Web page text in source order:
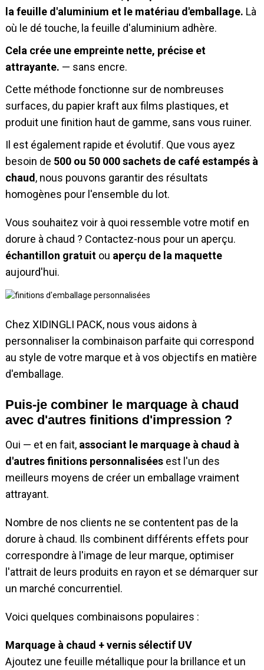
la feuille d'aluminium et le matériau d'emballage. Là
où le dé touche, la feuille d'aluminium adhère.
Cela crée une empreinte nette, précise et
attrayante. — sans encre.
Cette méthode fonctionne sur de nombreuses
surfaces, du papier kraft aux films plastiques, et
produit une finition haut de gamme, sans vous ruiner.
Il est également rapide et évolutif. Que vous ayez
besoin de 500 ou 50 000 sachets de café estampés à
chaud, nous pouvons garantir des résultats
homogènes pour l'ensemble du lot.
Vous souhaitez voir à quoi ressemble votre motif en
dorure à chaud ? Contactez-nous pour un aperçu.
échantillon gratuitou aperçu de la maquette
aujourd'hui.
Chez XIDINGLI PACK, nous vous aidons à
personnaliser la combinaison parfaite qui correspond
au style de votre marque et à vos objectifs en matière
d'emballage.
Puis-je combiner le marquage à chaud
avec d'autres finitions d'impression ?
Oui — et en fait, associant le marquage à chaud à
d'autres finitions personnaliséesest l'un des
meilleurs moyens de créer un emballage vraiment
attrayant.
Nombre de nos clients ne se contentent pas de la
dorure à chaud. Ils combinent différents effets pour
correspondre à l'image de leur marque, optimiser
l'attrait de leurs produits en rayon et se démarquer sur
un marché concurrentiel.
Voici quelques combinaisons populaires :
Marquage à chaud + vernis sélectif UV
Ajoutez une feuille métallique pour la brillance et un